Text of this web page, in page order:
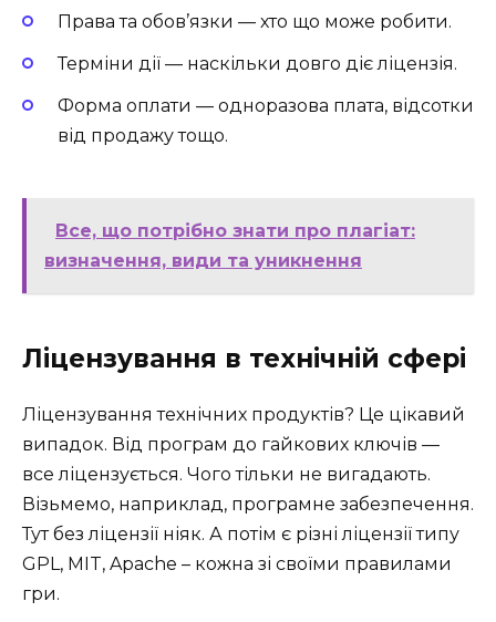
Права та обов’язки — хто що може робити.
Терміни дії — наскільки довго діє ліцензія.
Форма оплати — одноразова плата, відсотки
від продажу тощо.
Все, що потрібно знати про плагіат:
визначення, види та уникнення
Ліцензування в технічній сфері
Ліцензування технічних продуктів? Це цікавий
випадок. Від програм до гайкових ключів —
все ліцензується. Чого тільки не вигадають.
Візьмемо, наприклад, програмне забезпечення.
Тут без ліцензії ніяк. А потім є різні ліцензії типу
GPL, MIT, Apache – кожна зі своїми правилами
гри.